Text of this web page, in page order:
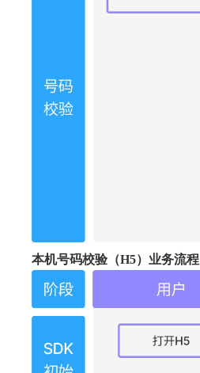
本机号码校验（H5）业务流程